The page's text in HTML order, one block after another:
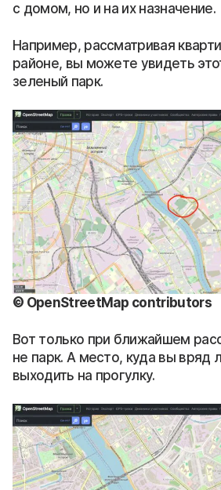
с домом, но и на их назначение.
Например, рассматривая
районе, вы можете увидеть
зеленый парк.
© OpenStreetMap contributors
Вот только при ближайшем
не парк. А место, куда вы вряд
выходить на прогулку.